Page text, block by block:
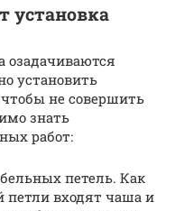
установка
установить
не совершить
знать
работ:
петель. Как
петли входят чаша и